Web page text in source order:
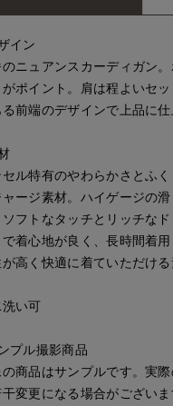
イン
のニュアンスカーディガン
がポイント。肩は程よいセ
前端のデザインで上品に仕
セル特有のやわらかさとふ
ャージ素材。ハイゲージの
ソフトなタッチとリッチな
着心地が良く、長時間着
高く快適に着ていただける
洗い可
プル撮影商品
の商品はサンプルです。実
変更になる場合がございま